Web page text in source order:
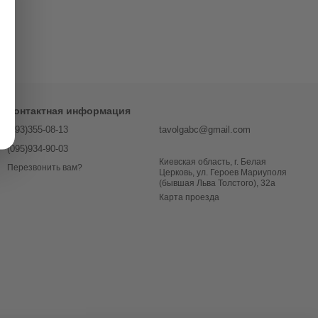
Контактная информация
(093)355-08-13
(095)934-90-03
Перезвонить вам?
tavolgabc@gmail.com
Киевская область, г. Белая
Церковь, ул. Героев Мариуполя
(бывшая Льва Толстого), 32a
Карта проезда